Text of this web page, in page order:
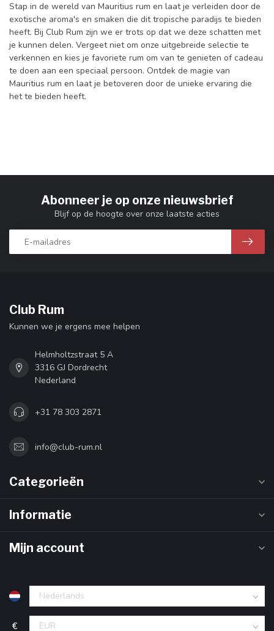
Stap in de wereld van Mauritius rum en laat je verleiden door de
exotische aroma's en smaken die dit tropische paradijs te bieden
heeft. Bij Club Rum zijn we er trots op dat we deze schatten met
je kunnen delen. Vergeet niet om onze uitgebreide selectie te
verkennen en kies je favoriete rum om van te genieten of cadeau
te doen aan een speciaal persoon. Ontdek de magie van
Mauritius rum en laat je betoveren door de unieke ervaring die
het te bieden heeft.
Abonneer je op onze nieuwsbrief
Blijf op de hoogte over onze laatste acties
Club Rum
Kunnen we je ergens mee helpen
Helmholtzstraat 5 A
3316 GJ Dordrecht
Nederland
+31 78 303 2871
info@club-rum.nl
Categorieën
Informatie
Mijn account
€